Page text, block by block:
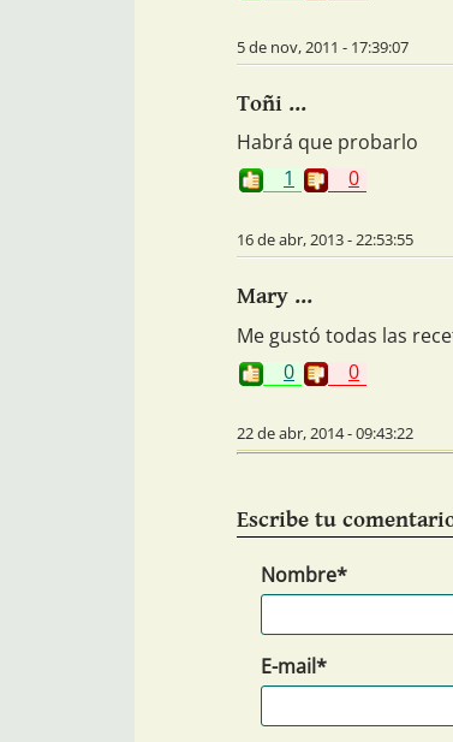
5 de nov, 2011 - 17:39:07
Toñi ...
Habrá que probarlo
1
0
16 de abr, 2013 - 22:53:55
Mary ...
Me gustó todas las
0
0
22 de abr, 2014 - 09:43:22
Escribe tu
Nombre*
E-mail*